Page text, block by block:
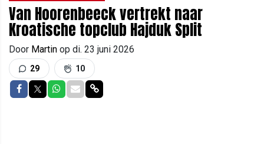
Van Hoorenbeeck vertrekt naar
Kroatische topclub Hajduk Split
Door Martin op di. 23 juni 2026
29 10
Delen op Facebook
Delen op Twitter
Delen op Whatsapp
Delen via Mail
Delen via link